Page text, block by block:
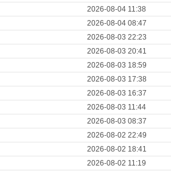
2026-08-04 11:38
2026-08-04 08:47
2026-08-03 22:23
2026-08-03 20:41
2026-08-03 18:59
2026-08-03 17:38
2026-08-03 16:37
2026-08-03 11:44
2026-08-03 08:37
2026-08-02 22:49
2026-08-02 18:41
2026-08-02 11:19